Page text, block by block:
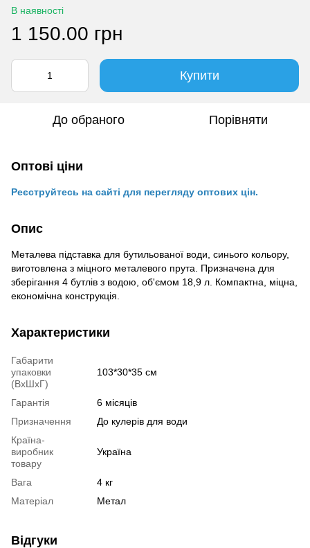
В наявності
1 150.00 грн
Купити
До обраного Порівняти
Оптові ціни
Реєструйтесь на сайті для перегляду оптових цін.
Опис
Металева підставка для бутильованої води, синього кольору,
виготовлена з міцного металевого прута. Призначена для
зберігання 4 бутлів з водою, об'ємом 18,9 л. Компактна, міцна,
економічна конструкція.
Характеристики
Габарити
упаковки
(ВхШхГ)
103*30*35 см
Гарантія
6 місяців
Призначення
До кулерів для води
Країна-
виробник
товару
Україна
Вага
4 кг
Матеріал
Метал
Відгуки